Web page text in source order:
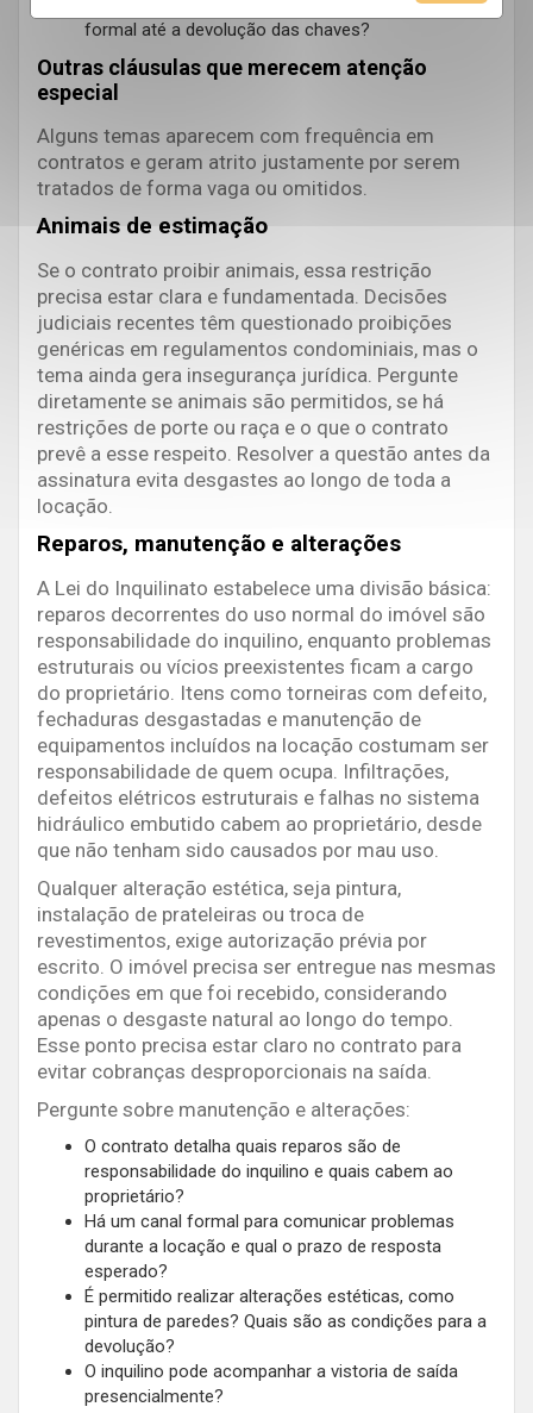
Como funciona a entrega do imóvel, do aviso
formal até a devolução das chaves?
Outras cláusulas que merecem atenção
especial
Alguns temas aparecem com frequência em
contratos e geram atrito justamente por serem
tratados de forma vaga ou omitidos.
Animais de estimação
Se o contrato proibir animais, essa restrição
precisa estar clara e fundamentada. Decisões
judiciais recentes têm questionado proibições
genéricas em regulamentos condominiais, mas o
tema ainda gera insegurança jurídica. Pergunte
diretamente se animais são permitidos, se há
restrições de porte ou raça e o que o contrato
prevê a esse respeito. Resolver a questão antes da
assinatura evita desgastes ao longo de toda a
locação.
Reparos, manutenção e alterações
A Lei do Inquilinato estabelece uma divisão básica:
reparos decorrentes do uso normal do imóvel são
responsabilidade do inquilino, enquanto problemas
estruturais ou vícios preexistentes ficam a cargo
do proprietário. Itens como torneiras com defeito,
fechaduras desgastadas e manutenção de
equipamentos incluídos na locação costumam ser
responsabilidade de quem ocupa. Infiltrações,
defeitos elétricos estruturais e falhas no sistema
hidráulico embutido cabem ao proprietário, desde
que não tenham sido causados por mau uso.
Qualquer alteração estética, seja pintura,
instalação de prateleiras ou troca de
revestimentos, exige autorização prévia por
escrito. O imóvel precisa ser entregue nas mesmas
condições em que foi recebido, considerando
apenas o desgaste natural ao longo do tempo.
Esse ponto precisa estar claro no contrato para
evitar cobranças desproporcionais na saída.
Pergunte sobre manutenção e alterações:
O contrato detalha quais reparos são de
responsabilidade do inquilino e quais cabem ao
proprietário?
Há um canal formal para comunicar problemas
durante a locação e qual o prazo de resposta
esperado?
É permitido realizar alterações estéticas, como
pintura de paredes? Quais são as condições para a
devolução?
O inquilino pode acompanhar a vistoria de saída
presencialmente?